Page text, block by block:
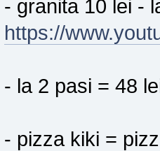
- granita 10 lei -
https://
- la 2 pasi = 48
- pizza kiki =